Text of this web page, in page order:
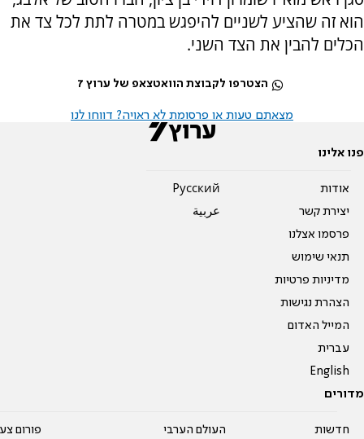
הוא זה שהציע לשניים להיפגש במטרה לתת לכל צד את
הכלים להבין את הצד השני.
הצטרפו לקבוצת הוואטצאפ של ערוץ 7
מצאתם טעות או פרסומת לא ראויה? דווחו לנו
פנו אלינו
אודות
יצירת קשר
פרסמו אצלנו
תנאי שימוש
מדיניות פרטיות
הצהרת נגישות
המייל האדום
עברית
English
Pусский
عربية
מדורים
חדשות העולם הערבי פורום